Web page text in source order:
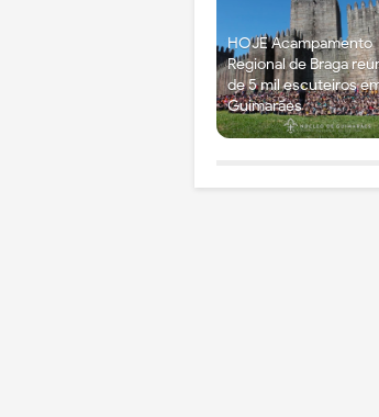
HOJE Acampamento
Regional de Braga
de 5 mil escuteiros
Guimarães